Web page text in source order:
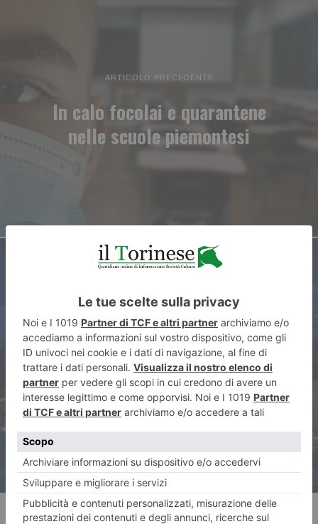
ARTICOLO PRECEDENTE
In calo focolai e quarantene
nelle scuole piemontesi
ARTICOLO SUCCESSIVO
Arrivano i fondi inglesi a fare
shopping a Sestriere e Torino